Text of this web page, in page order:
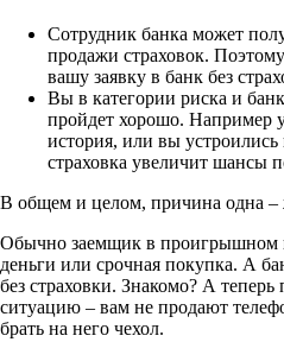
Сотрудник банка может
продажи страховок.
вашу заявку в банк без
Вы в категории риска и
пройдет хорошо. Например
история, или вы устроились
страховка увеличит шансы
В общем и целом, причина одна –
Обычно заемщик в
деньги или срочная покупка. А
без страховки. Знакомо? А
ситуацию – вам не продают
брать на него чехол.